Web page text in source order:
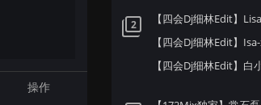
操作
2